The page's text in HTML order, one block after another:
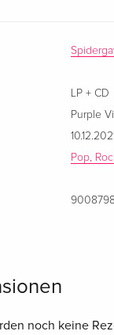
LP + CD
Purple
Pop,
noch keine